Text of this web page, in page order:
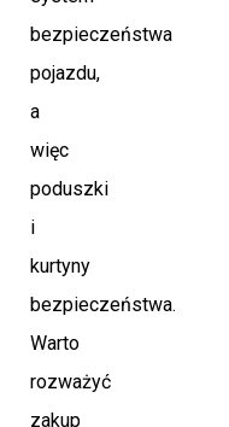
bezpieczeństwa
pojazdu,
a
więc
poduszki
i
kurtyny
bezpieczeństwa.
Warto
rozważyć
zakup